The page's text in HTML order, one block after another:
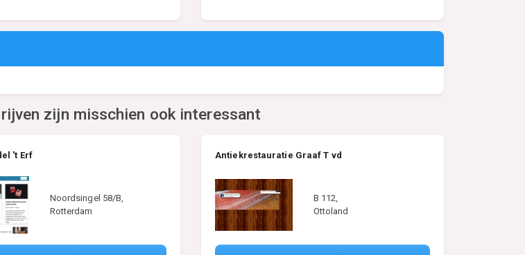
zijn misschien ook interessant
't Erf
Noordsingel 58/B,
Rotterdam
Antiekrestauratie Graaf T vd
B 112,
Ottoland